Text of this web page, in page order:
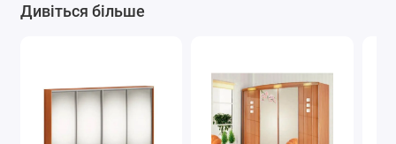
Дивіться більше